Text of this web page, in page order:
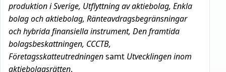
produktion i Sverige, Utflyttning av aktiebolag, Enkla
bolag och aktiebolag, Ränteavdragsbegränsningar
och hybrida finansiella instrument, Den framtida
bolagsbeskattningen, CCCTB,
Företagsskatteutredningensamt Utvecklingen inom
aktiebolagsrätten.